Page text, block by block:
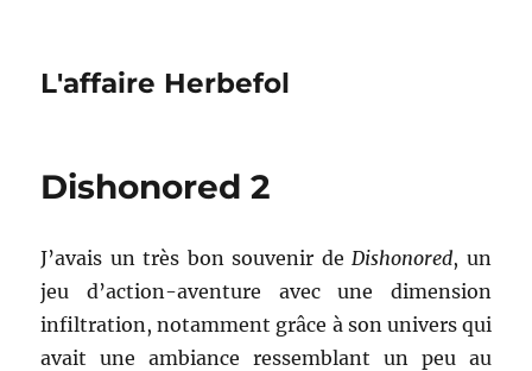
L'affaire Herbefol
Dishonored 2
J’avais un très bon souvenir deDishonored, un
jeu d’action-aventure avec une dimension
infiltration, notamment grâce à son univers qui
avait une ambiance ressemblant un peu au